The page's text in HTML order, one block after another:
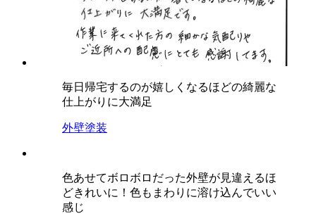
毎日帰宅するのが嬉しくなるほどの綺麗な
仕上がりに大満足
外壁塗装
色あせてボロボロだった外壁が見違えるほ
どきれいに！色もまわりに溶け込んでいい
感じ